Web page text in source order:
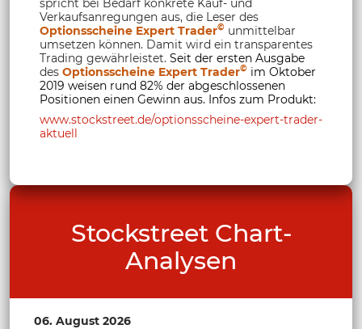
spricht bei Bedarf konkrete Kauf- und
Verkaufsanregungen aus, die Leser des
Optionsscheine Expert Trader© unmittelbar
umsetzen können. Damit wird ein transparentes
Trading gewährleistet. Seit der ersten Ausgabe
des Optionsscheine Expert Trader© im Oktober
2019 weisen rund 82% der abgeschlossenen
Positionen einen Gewinn aus. Infos zum Produkt:
www.stockstreet.de/optionsscheine-expert-trader-
aktuell
Stockstreet Chart-
Analysen
06. August 2026